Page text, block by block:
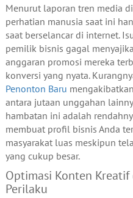
Menurut laporan tren media
perhatian manusia saat ini
saat berselancar di internet.
pemilik bisnis gagal
anggaran promosi mereka
konversi yang nyata.
Penonton Baru
antara jutaan unggahan
hambatan ini adalah
membuat profil bisnis Anda
masyarakat luas meskipun
yang cukup besar.
Optimasi Konten
Perilaku